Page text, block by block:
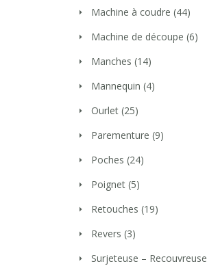
Machine à coudre (44)
Machine de découpe (6)
Manches (14)
Mannequin (4)
Ourlet (25)
Parementure (9)
Poches (24)
Poignet (5)
Retouches (19)
Revers (3)
Surjeteuse – Recouvreuse